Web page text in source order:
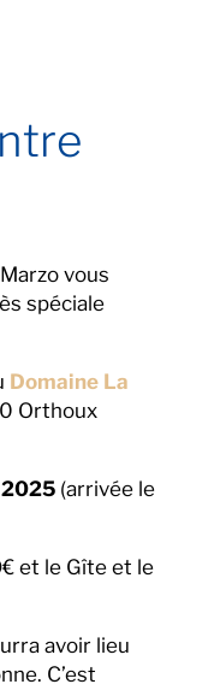
vous
spéciale
Domaine La
Orthoux
(arrivée le
€ et le Gîte et le
avoir lieu
C’est